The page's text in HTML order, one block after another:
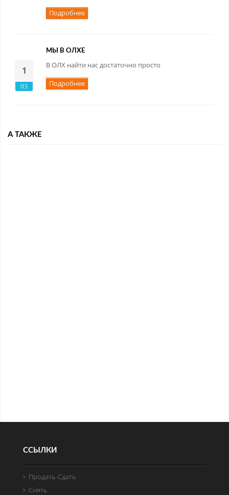
Подробнее
1
03
МЫ В ОЛХЕ
В ОЛХ найти нас достаточно просто
Подробнее
А ТАКЖЕ
ССЫЛКИ
Продать-Cдать
Снять